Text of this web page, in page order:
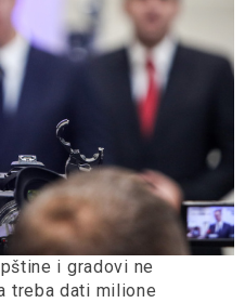
i gradovi ne
treba dati milione